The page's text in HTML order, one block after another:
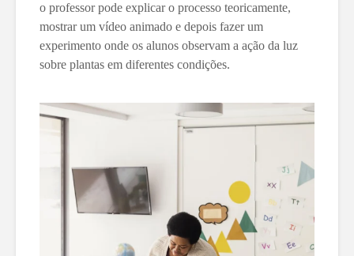
o professor pode explicar o processo teoricamente,
mostrar um vídeo animado e depois fazer um
experimento onde os alunos observam a ação da luz
sobre plantas em diferentes condições.